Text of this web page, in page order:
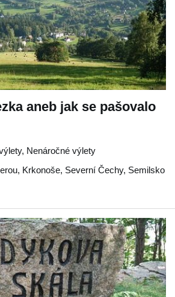
aneb jak se pašovalo
Nenáročné výlety
, Krkonoše, Severní Čechy, Semilsko